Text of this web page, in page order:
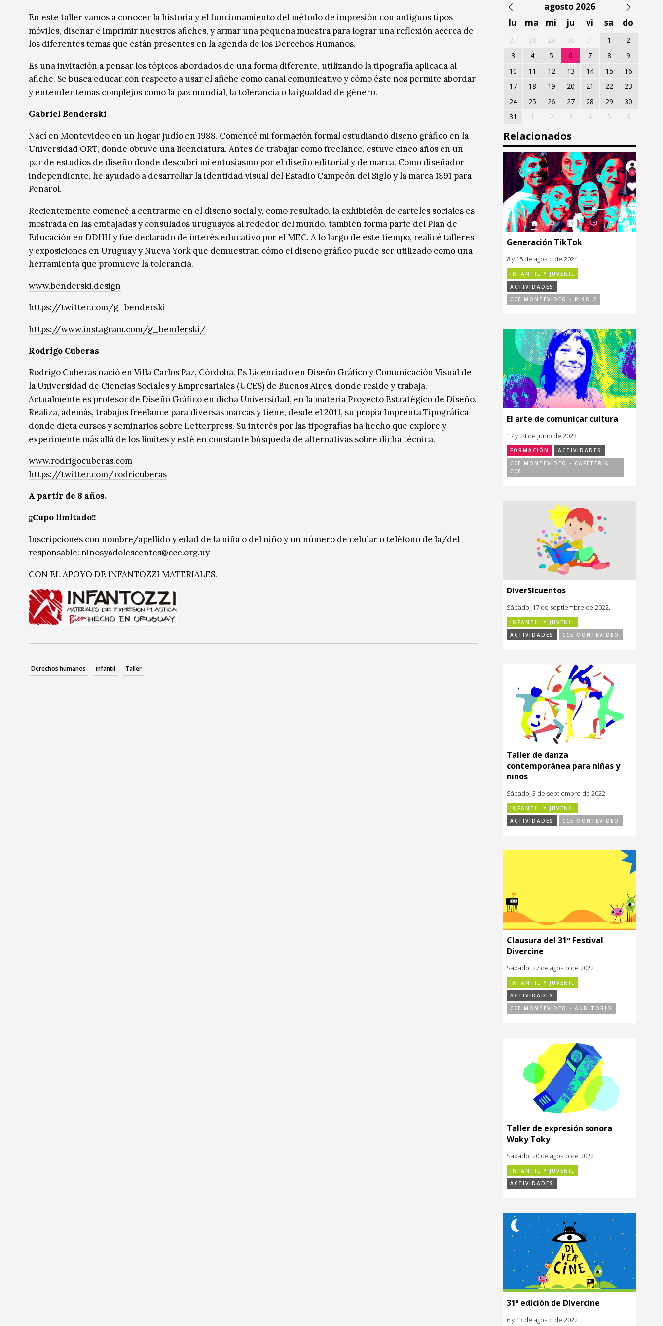
Música
Música
Sin categoría Sin categoría
En este taller vamos a conocer la historia y el funcionamiento del método de impresión con antiguos tipos
móviles, diseñar e imprimir nuestros afiches, y armar una pequeña muestra para lograr una reflexión acerca de
los diferentes temas que están presentes en la agenda de los Derechos Humanos.
Es una invitación a pensar los tópicos abordados de una forma diferente, utilizando la tipografía aplicada al
afiche. Se busca educar con respecto a usar el afiche como canal comunicativo y cómo éste nos permite abordar
y entender temas complejos como la paz mundial, la tolerancia o la igualdad de género.
Gabriel Benderski
Nací en Montevideo en un hogar judío en 1988. Comencé mi formación formal estudiando diseño gráfico en la
Universidad ORT, donde obtuve una licenciatura. Antes de trabajar como freelance, estuve cinco años en un
par de estudios de diseño donde descubrí mi entusiasmo por el diseño editorial y de marca. Como diseñador
independiente, he ayudado a desarrollar la identidad visual del Estadio Campeón del Siglo y la marca 1891 para
Peñarol.
Recientemente comencé a centrarme en el diseño social y, como resultado, la exhibición de carteles sociales es
mostrada en las embajadas y consulados uruguayos al rededor del mundo, también forma parte del Plan de
Educación en DDHH y fue declarado de interés educativo por el MEC. A lo largo de este tiempo, realicé talleres
y exposiciones en Uruguay y Nueva York que demuestran cómo el diseño gráfico puede ser utilizado como una
herramienta que promueve la tolerancia.
www.benderski.design
https://twitter.com/g_benderski
https://www.instagram.com/g_benderski/
Rodrigo Cuberas
Rodrigo Cuberas nació en Villa Carlos Paz, Córdoba. Es Licenciado en Diseño Gráfico y Comunicación Visual de
la Universidad de Ciencias Sociales y Empresariales (UCES) de Buenos Aires, donde reside y trabaja.
Actualmente es profesor de Diseño Gráfico en dicha Universidad, en la materia Proyecto Estratégico de Diseño.
Realiza, además, trabajos freelance para diversas marcas y tiene, desde el 2011, su propia Imprenta Tipográfica
donde dicta cursos y seminarios sobre Letterpress. Su interés por las tipografías ha hecho que explore y
experimente más allá de los límites y esté en constante búsqueda de alternativas sobre dicha técnica.
www.rodrigocuberas.com
https://twitter.com/rodricuberas
A partir de 8 años.
¡¡Cupo limitado!!
Inscripciones con nombre/apellido y edad de la niña o del niño y un número de celular o teléfono de la/del
responsable: ninosyadolescentes@cce.org.uy
CON EL APOYO DE INFANTOZZI MATERIALES.
Derechos humanos infantil Taller
agosto 2026
lu
ma mi ju vi sa do
27 28 29 30 31 1
2
3
4 5 6 7 8
9
10
11 12 13 14 15
16
17
18 19 20 21 22
23
24
25 26 27 28 29
30
31
1 2 3 4 5 6
Relacionados
Generación TikTok
8 y 15 de agosto de 2024.
INFANTIL Y JUVENIL
ACTIVIDADES
CCE MONTEVIDEO - PISO 2
El arte de comunicar cultura
17 y 24 de junio de 2023.
FORMACIÓN
ACTIVIDADES
CCE MONTEVIDEO - CAFETERÍA
CCE
DiverSIcuentos
Sábado, 17 de septiembre de 2022.
INFANTIL Y JUVENIL
ACTIVIDADES
CCE MONTEVIDEO
Taller de danza
contemporánea para niñas y
niños
Sábado, 3 de septiembre de 2022.
INFANTIL Y JUVENIL
ACTIVIDADES
CCE MONTEVIDEO
Clausura del 31º Festival
Divercine
Sábado, 27 de agosto de 2022.
INFANTIL Y JUVENIL
ACTIVIDADES
CCE MONTEVIDEO - AUDITORIO
Taller de expresión sonora
Woky Toky
Sábado, 20 de agosto de 2022.
INFANTIL Y JUVENIL
ACTIVIDADES
31ª edición de Divercine
6 y 13 de agosto de 2022.